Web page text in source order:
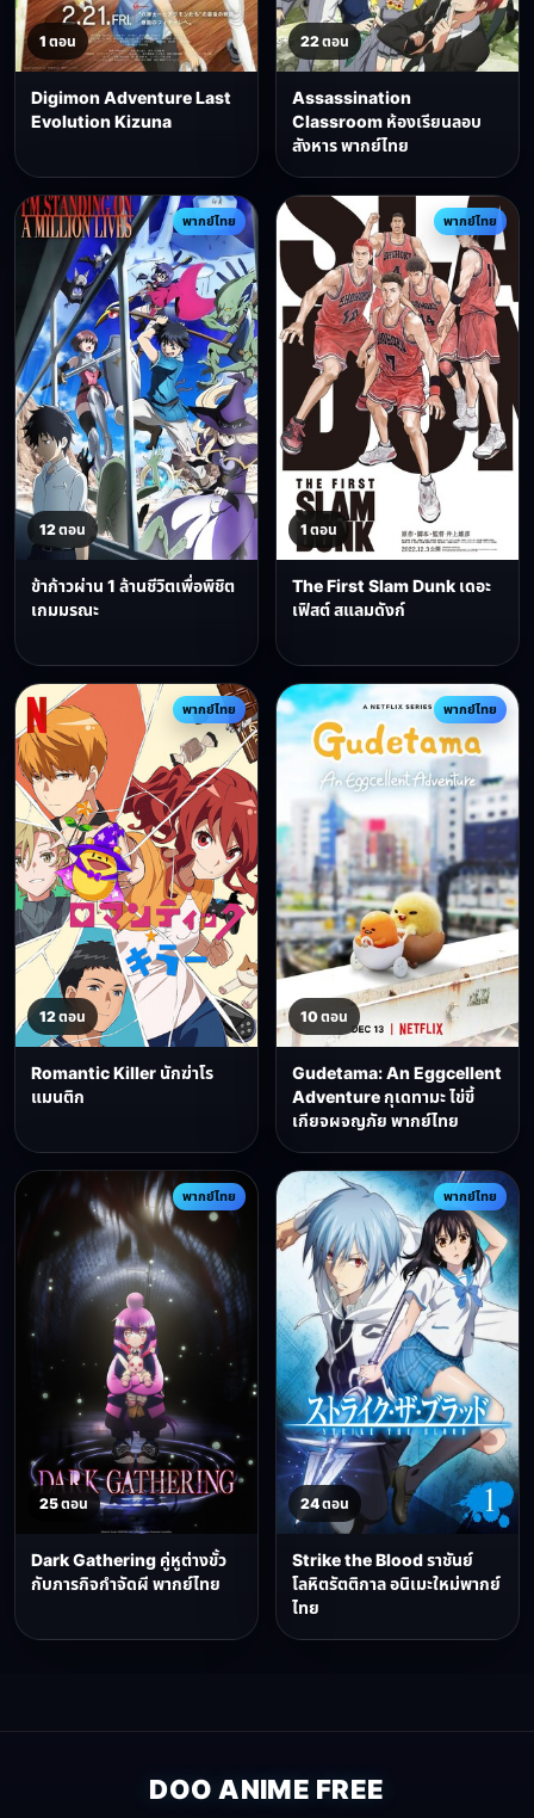
1 ตอน
Digimon Adventure Last
Evolution Kizuna
22 ตอน
Assassination
Classroom ห้องเรียนลอบ
สังหาร พากย์ไทย
พากย์ไทย
12 ตอน
ข้าก้าวผ่าน 1 ล้านชีวิตเพื่อพิชิต
เกมมรณะ
พากย์ไทย
1 ตอน
The First Slam Dunk เดอะ
เฟิสต์ สแลมดังก์
พากย์ไทย
12 ตอน
Romantic Killer นักฆ่าโร
แมนติก
พากย์ไทย
10 ตอน
Gudetama: An Eggcellent
Adventure กุเดทามะ ไข่ขี้
เกียจผจญภัย พากย์ไทย
พากย์ไทย
25 ตอน
Dark Gathering คู่หูต่างขั้ว
กับภารกิจกำจัดผี พากย์ไทย
พากย์ไทย
24 ตอน
Strike the Blood ราชันย์
โลหิตรัตติกาล อนิเมะใหม่พากย์
ไทย
DOO ANIME FREE